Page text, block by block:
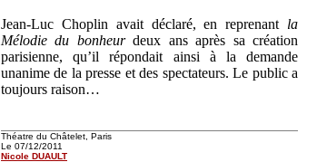
Jean-Luc Choplin avait déclaré, en reprenant la
Mélodie du bonheurdeux ans après sa création
parisienne, qu’il répondait ainsi à la demande
unanime de la presse et des spectateurs. Le public a
toujours raison…
Théatre du Châtelet, Paris
Le 07/12/2011
Nicole DUAULT